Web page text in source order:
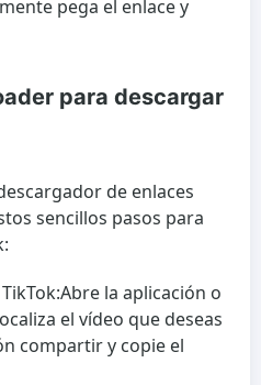
pega el enlace y
para descargar
de enlaces
sencillos pasos para
Abre la aplicación o
el vídeo que deseas
compartir y copie el